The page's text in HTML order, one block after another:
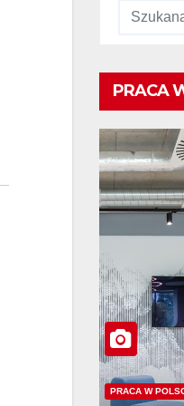
PRACA
PRACA W